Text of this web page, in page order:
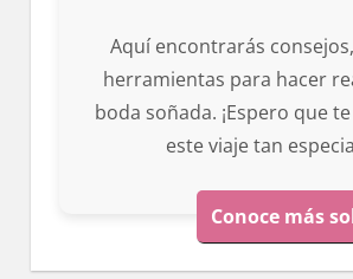
Aquí encontrarás
herramientas para hacer
boda soñada. ¡Espero que
este viaje tan
Conoce más